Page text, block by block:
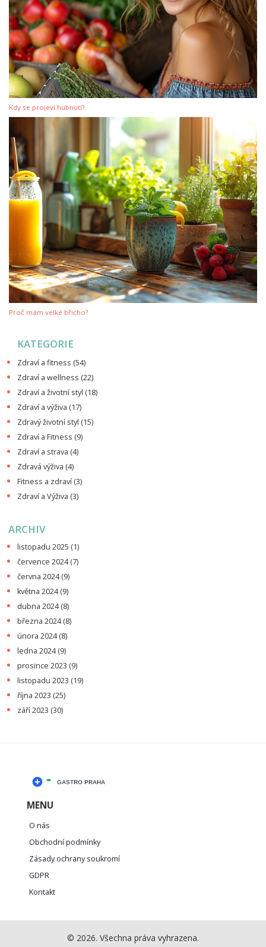
Kdy se projeví hubnutí?
Proč mám velké břicho?
KATEGORIE
Zdraví a fitness (54)
Zdraví a wellness (22)
Zdraví a životní styl (18)
Zdraví a výživa (17)
Zdravý životní styl (15)
Zdraví a Fitness (9)
Zdraví a strava (4)
Zdravá výživa (4)
Fitness a zdraví (3)
Zdraví a Výživa (3)
ARCHIV
listopadu 2025 (1)
července 2024(7)
června 2024(9)
května 2024(9)
dubna 2024(8)
března 2024(8)
února 2024(8)
ledna 2024(9)
prosince 2023 (9)
listopadu 2023 (19)
října 2023 (25)
září 2023 (30)
MENU
O nás
Obchodní podmínky
Zásady ochrany soukromí
GDPR
Kontakt
© 2026. Všechna práva vyhrazena.